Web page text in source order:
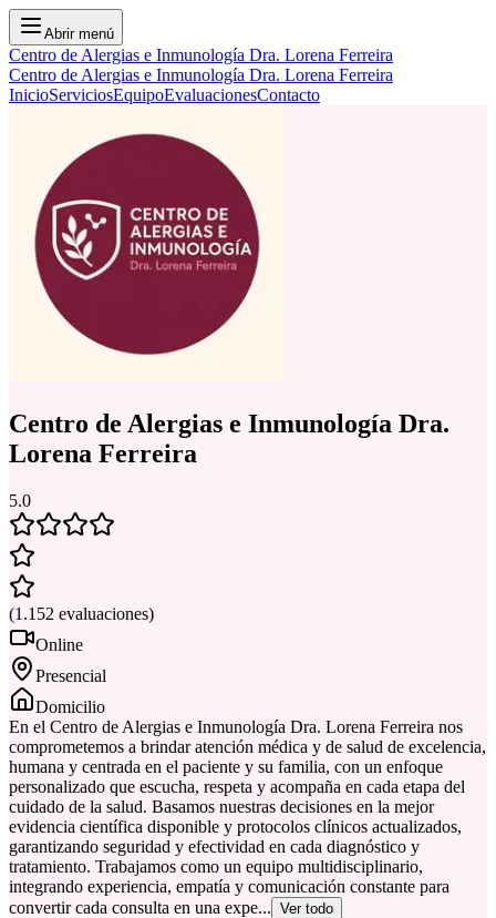
Abrir menú
Centro de Alergias e Inmunología Dra. Lorena Ferreira
Centro de Alergias e Inmunología Dra. Lorena Ferreira
InicioServiciosEquipoEvaluacionesContacto
Centro de Alergias e Inmunología Dra.
Lorena Ferreira
5.0
(1.152 evaluaciones)
Online
Presencial
Domicilio
En el Centro de Alergias e Inmunología Dra. Lorena Ferreira nos
comprometemos a brindar atención médica y de salud de excelencia,
humana y centrada en el paciente y su familia, con un enfoque
personalizado que escucha, respeta y acompaña en cada etapa del
cuidado de la salud. Basamos nuestras decisiones en la mejor
evidencia científica disponible y protocolos clínicos actualizados,
garantizando seguridad y efectividad en cada diagnóstico y
tratamiento. Trabajamos como un equipo multidisciplinario,
integrando experiencia, empatía y comunicación constante para
convertir cada consulta en una expe... Ver todo